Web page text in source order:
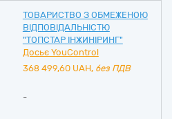
ТОВАРИСТВО З ОБМЕЖЕНОЮ
ВІДПОВІДАЛЬНІСТЮ
"ТОПСТАР ІНЖИНІРИНГ"
Досьє YouControl
368 499,60 UAH, без ПДВ
-